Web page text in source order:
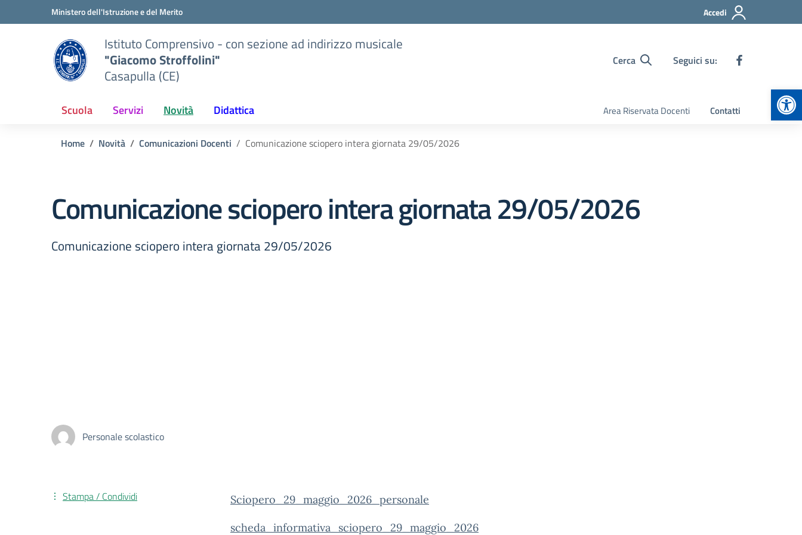
Vai ai contenuti
Vai al menu di navigazioneMinistero dell'Istruzione e del Merito Accedi
Istituto Comprensivo - con sezione ad indirizzo musicale
"Giacomo Stroffolini"
Casapulla (CE)
Cerca Seguici su:
Scuola Servizi Novità Didattica Area Riservata Docenti Contatti
Home Novità Comunicazioni Docenti Comunicazione sciopero intera giornata 29/05/2026
Comunicazione sciopero intera giornata 29/05/2026
Comunicazione sciopero intera giornata 29/05/2026
Personale scolastico
Sciopero_29_maggio_2026_personale
scheda_informativa_sciopero_29_maggio_2026
Stampa / Condividi